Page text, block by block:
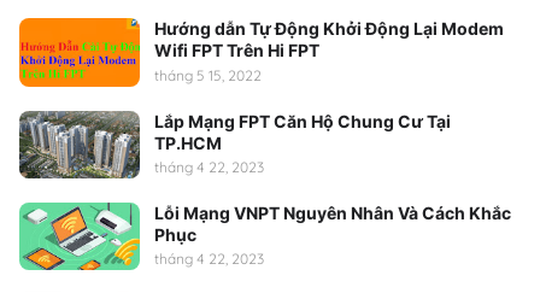
Hướng dẫn Tự Động Khởi Động Lại Modem
Wifi FPT Trên Hi FPT
tháng 5 15, 2022
Lắp Mạng FPT Căn Hộ Chung Cư Tại
TP.HCM
tháng 4 22, 2023
Lỗi Mạng VNPT Nguyên Nhân Và Cách Khắc
Phục
tháng 4 22, 2023